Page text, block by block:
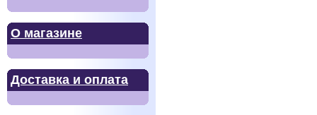
О магазине
Доставка и оплата